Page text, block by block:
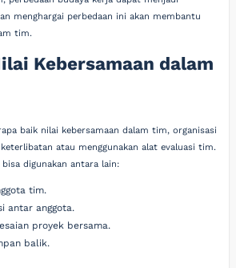
menghargai perbedaan ini akan membantu
tim.
Kebersamaan dalam
baik nilai kebersamaan dalam tim, organisasi
atau menggunakan alat evaluasi tim.
digunakan antara lain:
tim.
antar anggota.
proyek bersama.
balik.